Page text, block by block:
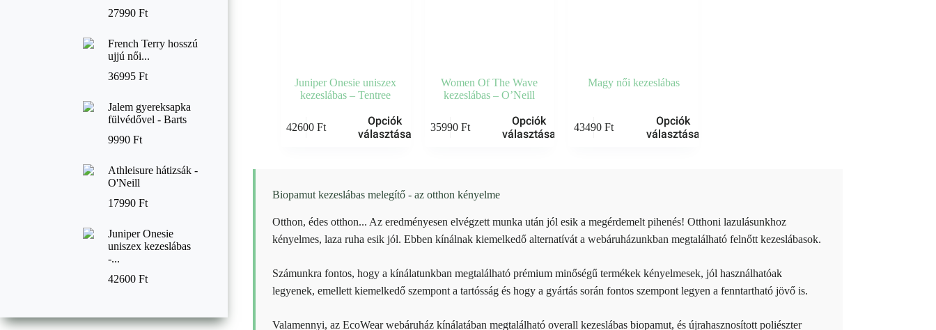
Juniper Onesie uniszex
kezeslábas – Tentree
42600Ft
Opciók
választása
Women Of The Wave
kezeslábas – O’Neill
35990 Ft
Opciók
választása
Magy női kezeslábas
43490Ft
Opciók
választása
Biopamut kezeslábas melegítő - az otthon kényelme
Otthon, édes otthon... Az eredményesen elvégzett munka után jól esik a megérdemelt pihenés! Otthoni lazulásunkhoz
kényelmes, laza ruha esik jól. Ebben kínálnak kiemelkedő alternatívát a webáruházunkban megtalálható felnőtt kezeslábasok.
Számunkra fontos, hogy a kínálatunkban megtalálható prémium minőségű termékek kényelmesek, jól használhatóak
legyenek, emellett kiemelkedő szempont a tartósság és hogy a gyártás során fontos szempont legyen a fenntartható jövő is.
Valamennyi, az EcoWear webáruház kínálatában megtalálható overall kezeslábas biopamut, és újrahasznosított poliészter
27990 Ft
French Terry hosszú
ujjú női...
36995 Ft
Jalem gyereksapka
fülvédővel - Barts
9990 Ft
Athleisure hátizsák -
O'Neill
17990 Ft
Juniper Onesie
uniszex kezeslábas
-...
42600 Ft